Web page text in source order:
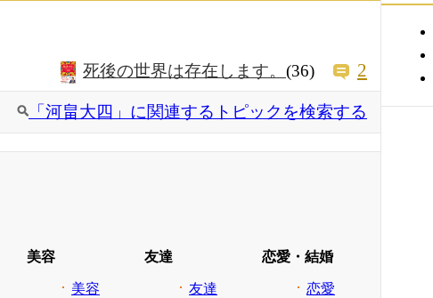
死後の世界は存在します。 (36) 2
「河畠大四」に関連するトピックを検索する
美容
美容
友達
友達
恋愛・結婚
恋愛